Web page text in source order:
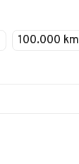
100.000 km